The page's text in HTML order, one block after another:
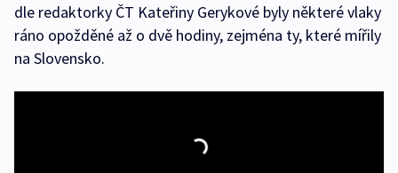
dle redaktorky ČT Kateřiny Gerykové byly některé vlaky
ráno opožděné až o dvě hodiny, zejména ty, které mířily
na Slovensko.